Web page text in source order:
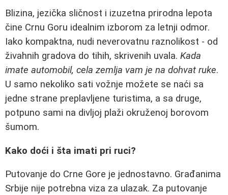
Blizina, jezička sličnost i izuzetna prirodna lepota
čine Crnu Goru idealnim izborom za letnji odmor.
Iako kompaktna, nudi neverovatnu raznolikost - od
živahnih gradova do tihih, skrivenih uvala. Kada
imate automobil, cela zemlja vam je na dohvat ruke.
U samo nekoliko sati vožnje možete se naći sa
jedne strane preplavljene turistima, a sa druge,
potpuno sami na divljoj plaži okruženoj borovom
šumom.
Kako doći i šta imati pri ruci?
Putovanje do Crne Gore je jednostavno. Građanima
Srbije nije potrebna viza za ulazak. Za putovanje